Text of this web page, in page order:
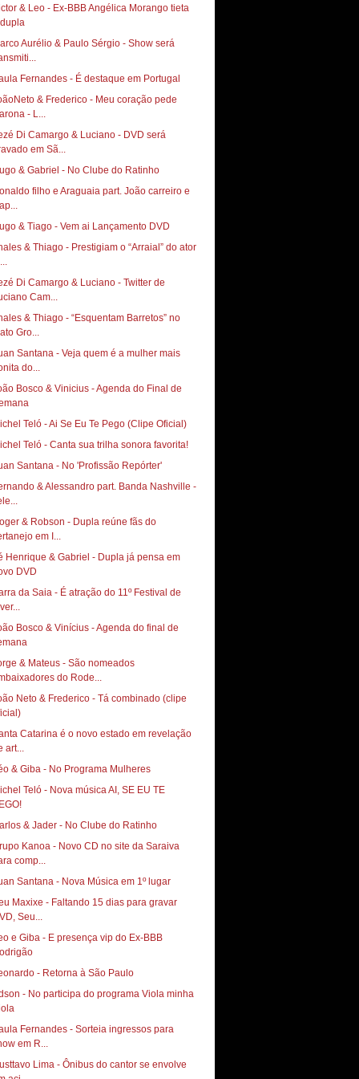
& Leo - Ex-BBB Angélica Morango tieta
Aurélio & Paulo Sérgio - Show será
Fernandes - É destaque em Portugal
& Frederico - Meu coração pede
- L...
Di Camargo & Luciano - DVD será
em Sã...
& Gabriel - No Clube do Ratinho
filho e Araguaia part. João carreiro e
Hugo & Tiago‏ - Vem ai Lançamento DVD
& Thiago - Prestigiam o “Arraial” do ator
Di Camargo & Luciano - Twitter de
Cam...
& Thiago - “Esquentam Barretos” no
Gro...
Santana - Veja quem é a mulher mais
do...
Bosco & Vinicius - Agenda do Final de
Teló - Ai Se Eu Te Pego (Clipe Oficial)
Teló - Canta sua trilha sonora favorita!
Santana - No 'Profissão Repórter'
& Alessandro part. Banda Nashville -
& Robson - Dupla reúne fãs do
em I...
Henrique & Gabriel - Dupla já pensa em
DVD
da Saia - É atração do 11º Festival de
Bosco & Vinícius - Agenda do final de
& Mateus - São nomeados
do Rode...
Neto & Frederico - Tá combinado (clipe
Catarina é o novo estado em revelação
art...
Léo & Giba - No Programa Mulheres‏
Teló - Nova música AI, SE EU TE
& Jader - No Clube do Ratinho
Kanoa - Novo CD no site da Saraiva
comp...
Santana - Nova Música em 1º lugar
Maxixe - Faltando 15 dias para gravar
Seu...
e Giba - E presença vip do Ex-BBB
- Retorna à São Paulo
- No participa do programa Viola minha
Fernandes - Sorteia ingressos para
em R...
Lima - Ônibus do cantor se envolve